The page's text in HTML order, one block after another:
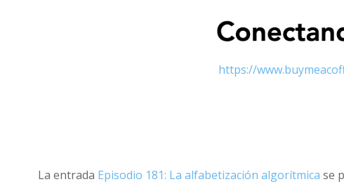
https://
La entrada Episodio 181: La alfabetización algorítmica se